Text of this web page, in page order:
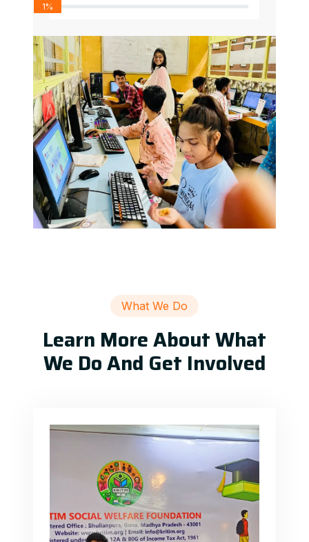
1%
What We Do
Learn More About What
We Do And Get Involved